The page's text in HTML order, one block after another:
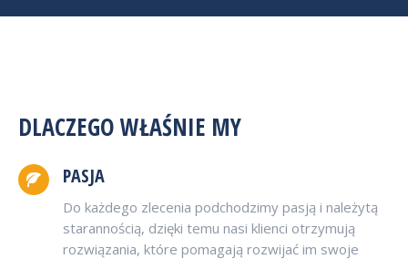
DLACZEGO WŁAŚNIE MY
PASJA
Do każdego zlecenia podchodzimy pasją i należytą
starannością, dzięki temu nasi klienci otrzymują
rozwiązania, które pomagają rozwijać im swoje